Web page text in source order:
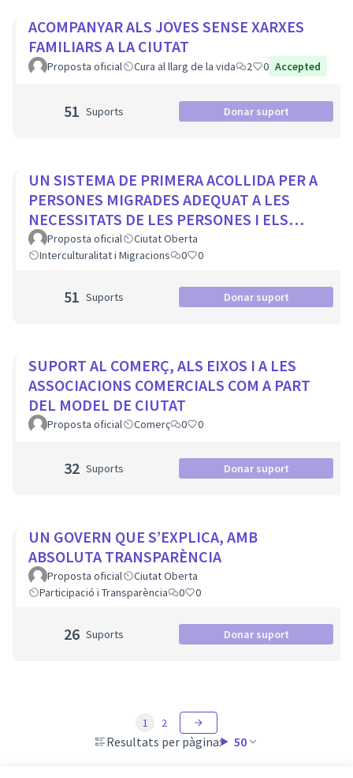
ACOMPANYAR ALS JOVES SENSE XARXES
FAMILIARS A LA CIUTAT
Proposta oficial Cura al llarg de la vida 2 0 Accepted
51 Suports Donar suport
UN SISTEMA DE PRIMERA ACOLLIDA PER A
PERSONES MIGRADES ADEQUAT A LES
NECESSITATS DE LES PERSONES I ELS
MUNICIPIS
Proposta oficial
Ciutat Oberta
Interculturalitat i Migracions
0 0
51 Suports Donar suport
SUPORT AL COMERÇ, ALS EIXOS I A LES
ASSOCIACIONS COMERCIALS COM A PART
DEL MODEL DE CIUTAT
Proposta oficial Comerç 0 0
32 Suports Donar suport
UN GOVERN QUE S’EXPLICA, AMB
ABSOLUTA TRANSPARÈNCIA
Proposta oficial
Ciutat Oberta
Participació i Transparència
0 0
26 Suports Donar suport
Resultats per pàgina: 50
1 2